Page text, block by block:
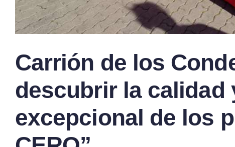
Carrión de los
descubrir la calidad
excepcional de los